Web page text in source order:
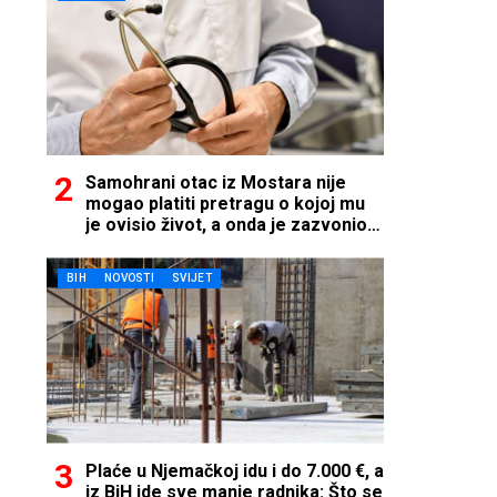
Samohrani otac iz Mostara nije
mogao platiti pretragu o kojoj mu
je ovisio život, a onda je zazvonio
BIH NOVOSTI SVIJET
Plaće u Njemačkoj idu i do 7.000 €, a
iz BiH ide sve manje radnika: Što se